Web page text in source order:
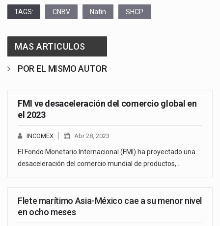
TAGS: CNBV Nafin SHCP
MAS ARTICULOS
POR EL MISMO AUTOR
FMI ve desaceleración del comercio global en
el 2023
INCOMEX Abr 28, 2023
El Fondo Monetario Internacional (FMI) ha proyectado una
desaceleración del comercio mundial de productos,…
Flete marítimo Asia-México cae a su menor nivel
en ocho meses